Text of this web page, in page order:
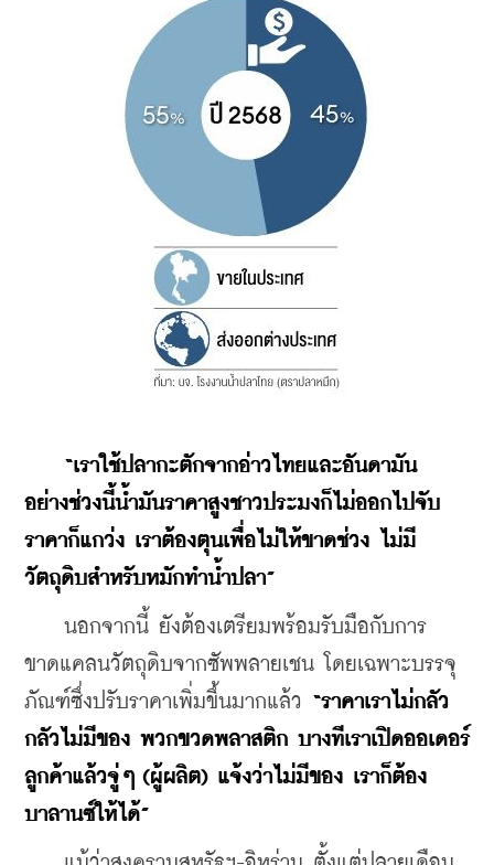
“เราใช้ปลากะตักจากอ่าวไทยและอันดามัน
อย่างช่วงนี้น้ำมันราคาสูงชาวประมงก็ไม่ออกไปจับ
ราคาก็แกว่ง เราต้องตุนเพื่อไม่ให้ขาดช่วง ไม่มี
วัตถุดิบสำหรับหมักทำน้ำปลา”
นอกจากนี้ ยังต้องเตรียมพร้อมรับมือกับการ
ขาดแคลนวัตถุดิบจากซัพพลายเชน โดยเฉพาะบรรจุ
ภัณฑ์ซึ่งปรับราคาเพิ่มขึ้นมากแล้ว “ราคาเราไม่กลัว
กลัวไม่มีของ พวกขวดพลาสติก บางทีเราเปิดออเดอร์
ลูกค้าแล้วจู่ๆ (ผู้ผลิต) แจ้งว่าไม่มีของ เราก็ต้อง
บาลานซ์ให้ได้”